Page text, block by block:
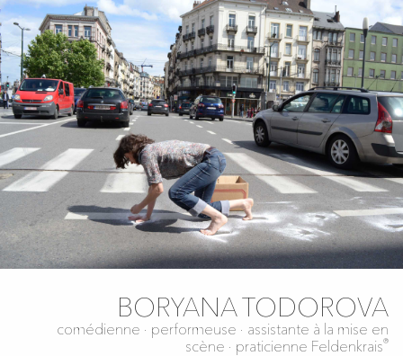
BORYANA TODOROVA
comédienne ∙ performeuse ∙ assistante à la mise en
scène ∙ praticienne Feldenkrais®